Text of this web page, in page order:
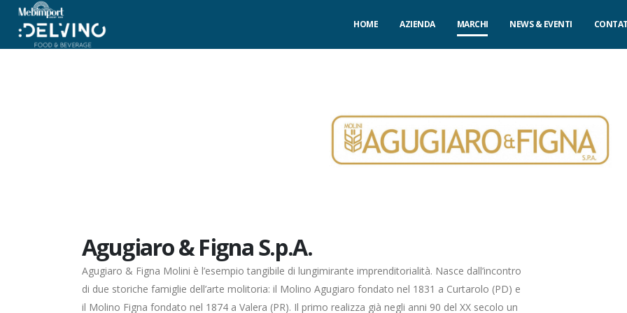
HOME AZIENDA MARCHI NEWS & EVENTI
Agugiaro & Figna S.p.A.
Agugiaro & Figna Molini è l’esempio tangibile di lungimirante imprenditorialità. Nasce dall’incontro
di due storiche famiglie dell’arte molitoria: il Molino Agugiaro fondato nel 1831 a Curtarolo (PD) e
il Molino Figna fondato nel 1874 a Valera (PR). Il primo realizza già negli anni 90 del XX secolo un